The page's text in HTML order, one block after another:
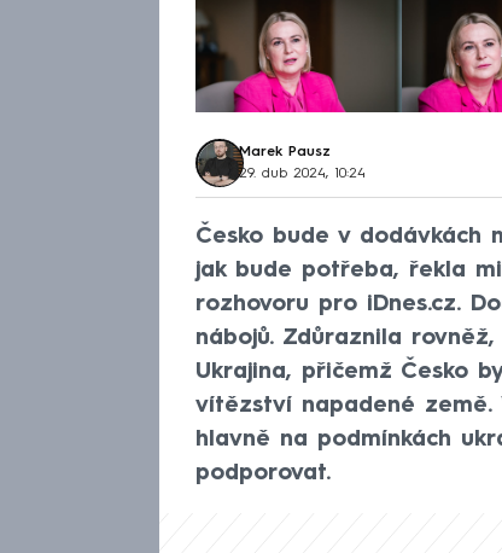
Marek Pausz
29. dub 2024, 10:24
Česko bude v dodávkách
jak bude potřeba, řekla
rozhovoru pro iDnes.cz.
nábojů. Zdůraznila
Ukrajina, přičemž Česko
vítězství napadené
hlavně na podmínkách
podporovat.